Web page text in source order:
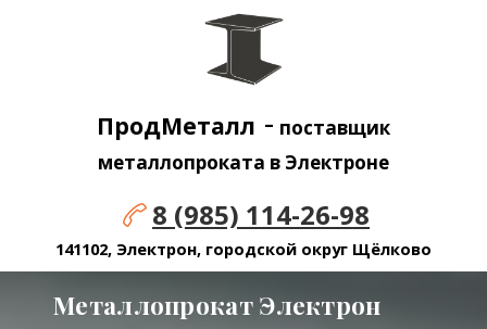
ПродМеталл - поставщик
металлопроката в Электроне
8 (985) 114-26-98
141102, Электрон, городской округ Щёлково
Металлопрокат Электрон